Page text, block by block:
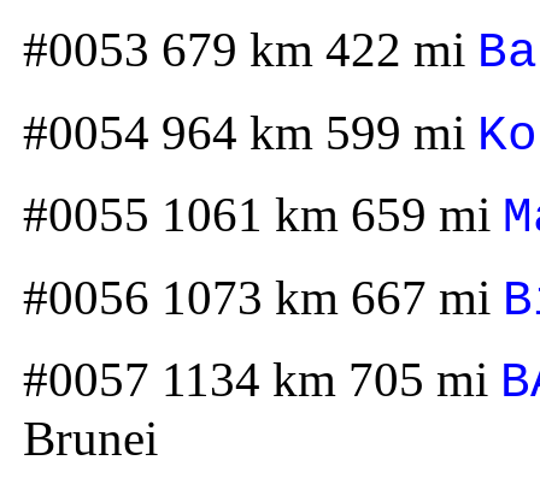
#0053 679 km 422 mi
#0054 964 km 599 mi
#0055 1061 km 659 mi
#0056 1073 km 667 mi
#0057 1134 km 705 mi
Brunei